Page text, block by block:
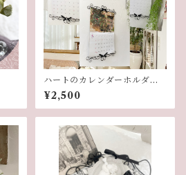
ハートのカレンダーホルダー
（単品）
¥2,500